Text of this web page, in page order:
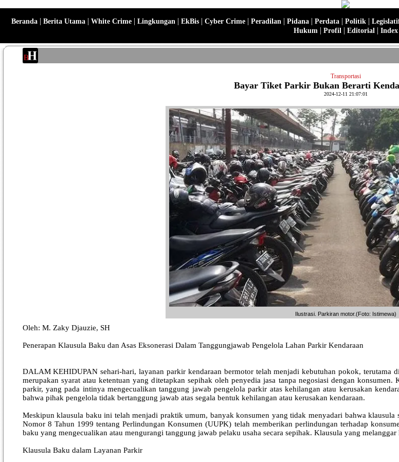
Beranda | Berita Utama | White Crime | Lingkungan | EkBis | Cyber Crime | Peradilan | Pidana | Perdata | Politik |
Hukum | Profil | Editorial | Index
Transportasi
Bayar Tiket Parkir Bukan Berarti
2024-12-11 21:07:01
Ilustrasi. Parkiran motor.(Foto: Istimewa)
Oleh: M. Zaky Djauzie, SH
Penerapan Klausula Baku dan Asas Eksonerasi Dalam Tanggungjawab Pengelola Lahan Parkir Kendaraan
DALAM KEHIDUPAN sehari-hari, layanan parkir kendaraan bermotor telah menjadi kebutuhan pokok, terutama
merupakan syarat atau ketentuan yang ditetapkan sepihak oleh penyedia jasa tanpa negosiasi dengan
parkir, yang pada intinya mengecualikan tanggung jawab pengelola parkir atas kehilangan atau kerusakan
bahwa pihak pengelola tidak bertanggung jawab atas segala bentuk kehilangan atau kerusakan kendaraan.
Meskipun klausula baku ini telah menjadi praktik umum, banyak konsumen yang tidak menyadari bahwa
Nomor 8 Tahun 1999 tentang Perlindungan Konsumen (UUPK) telah memberikan perlindungan terhadap
baku yang mengecualikan atau mengurangi tanggung jawab pelaku usaha secara sepihak. Klausula yang
Klausula Baku dalam Layanan Parkir